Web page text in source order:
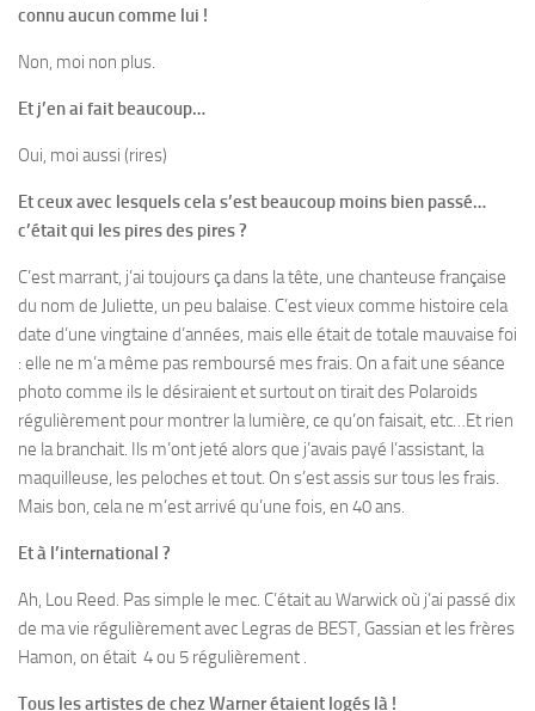
connu aucun comme lui !
Non, moi non plus.
Et j’en ai fait beaucoup…
Oui, moi aussi (rires)
Et ceux avec lesquels cela s’est beaucoup moins bien passé…
c’était qui les pires des pires ?
C’est marrant, j’ai toujours ça dans la tête, une chanteuse française
du nom de Juliette, un peu balaise. C’est vieux comme histoire cela
date d’une vingtaine d’années, mais elle était de totale mauvaise foi
: elle ne m’a même pas remboursé mes frais. On a fait une séance
photo comme ils le désiraient et surtout on tirait des Polaroids
régulièrement pour montrer la lumière, ce qu’on faisait, etc…Et rien
ne la branchait. Ils m’ont jeté alors que j’avais payé l’assistant, la
maquilleuse, les peloches et tout. On s’est assis sur tous les frais.
Mais bon, cela ne m’est arrivé qu’une fois, en 40 ans.
Et à l’international ?
Ah, Lou Reed. Pas simple le mec. C’était au Warwick où j’ai passé dix
de ma vie régulièrement avec Legras de BEST, Gassian et les frères
Hamon, on était 4 ou 5 régulièrement .
Tous les artistes de chez Warner étaient logés là !